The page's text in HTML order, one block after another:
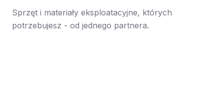
Sprzęt i materiały eksploatacyjne, których
potrzebujesz - od jednego partnera.